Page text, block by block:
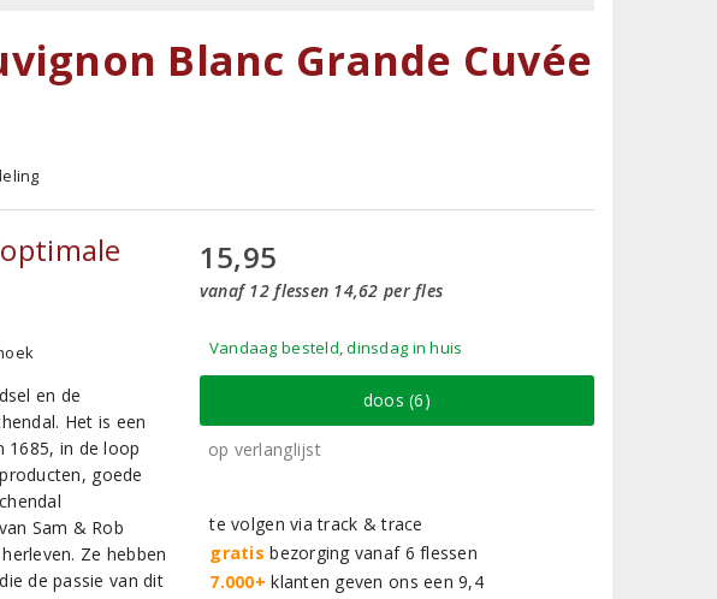
Blanc Grande Cuvée
en de
Het is een
1685, in de loop
goede
Sam & Rob
Ze hebben
de passie van dit
15,95
vanaf 12 flessen 14,62 per fles
Vandaag besteld, dinsdag in huis
doos (6)
op verlanglijst
te volgen via track & trace
gratis bezorging vanaf 6 flessen
7.000+ klanten geven ons een 9,4